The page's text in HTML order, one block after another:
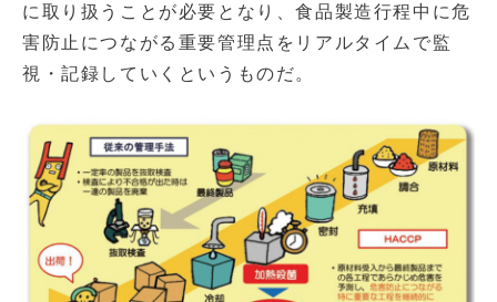
に取り扱うことが必要となり、食品製造行程中に危
害防止につながる重要管理点をリアルタイムで監
視・記録していくというものだ。